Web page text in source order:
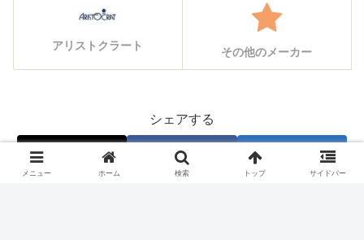
アリストクラート その他のメーカー
シェアする
Facebook
メニュー ホーム 検索 トップ サイドバー